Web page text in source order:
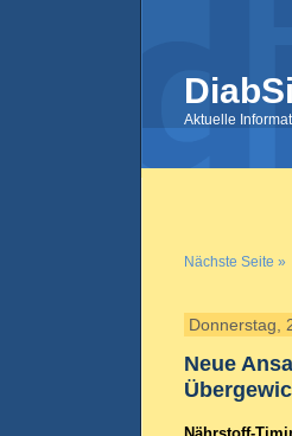
Aktuelle
Nächste Seite »
Donnerstag,
Neue